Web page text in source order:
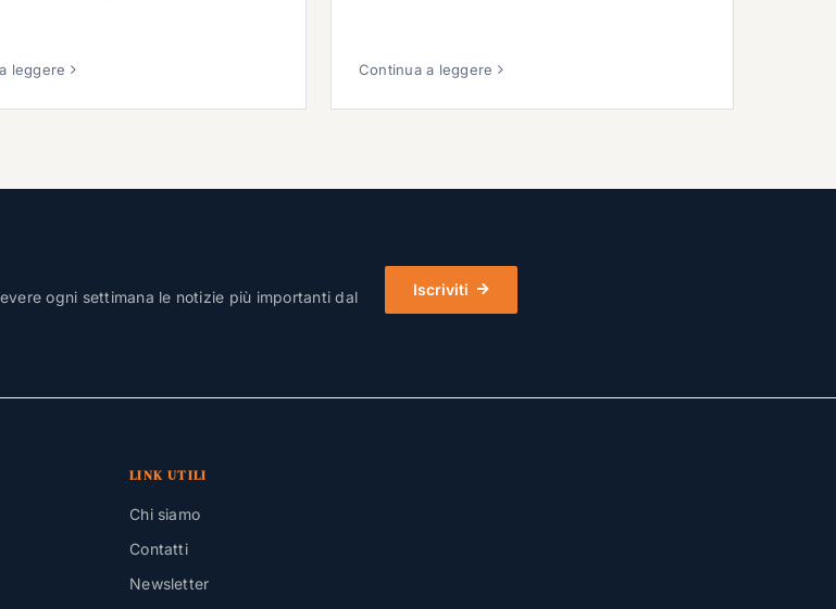
leggere Continua a leggere
ogni settimana le notizie più importanti dal
Iscriviti
LINK UTILI
Chi siamo
Contatti
Newsletter